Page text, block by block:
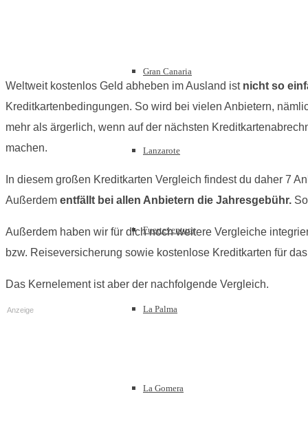
Gran Canaria
Lanzarote
Fuerteventura
La Palma
La Gomera
Weltweit kostenlos Geld abheben im Ausland ist nicht so
Kreditkartenbedingungen. So wird bei vielen Anbietern,
mehr als ärgerlich, wenn auf der nächsten
machen.
In diesem großen Kreditkarten Vergleich findest du daher 7
Außerdem entfällt bei allen Anbietern die Jahresgebühr.
Außerdem haben wir für dich noch weitere Vergleiche
bzw. Reiseversicherung sowie kostenlose Kreditkarten für
Das Kernelement ist aber der nachfolgende Vergleich.
Anzeige